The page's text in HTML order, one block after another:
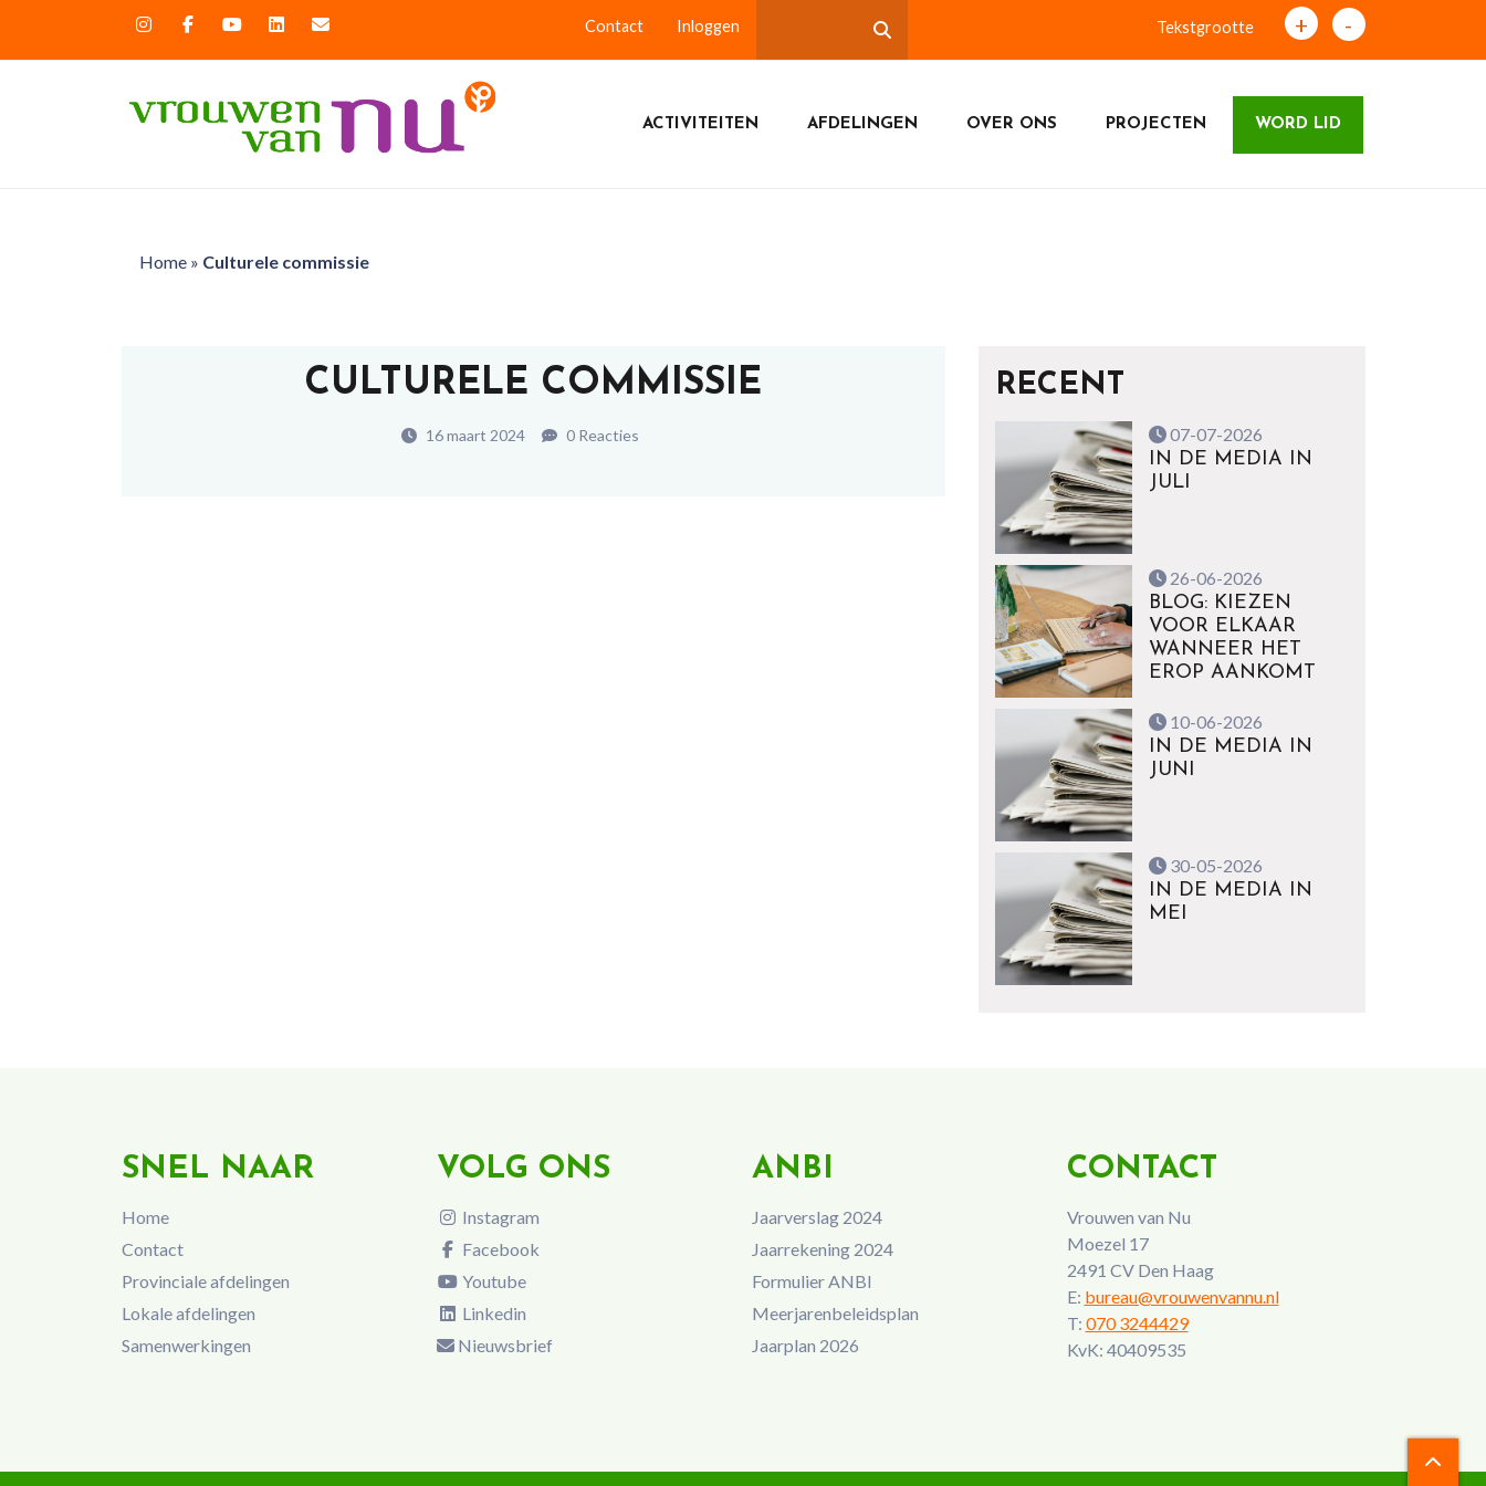
Contact Inloggen Tekstgrootte + -
ACTIVITEITEN AFDELINGEN OVER ONS PROJECTEN WORD LID
Home» Culturele commissie
CULTURELE COMMISSIE
16 maart 2024 0 Reacties
RECENT
07-07-2026
IN DE MEDIA IN
JULI
26-06-2026
BLOG: KIEZEN
VOOR ELKAAR
WANNEER HET
EROP AANKOMT
10-06-2026
IN DE MEDIA IN
JUNI
30-05-2026
IN DE MEDIA IN
MEI
SNEL NAAR
Home
Contact
Provinciale afdelingen
Lokale afdelingen
Samenwerkingen
VOLG ONS
Instagram
Facebook
Youtube
Linkedin
Nieuwsbrief
ANBI
Jaarverslag 2024
Jaarrekening 2024
Formulier ANBI
Meerjarenbeleidsplan
Jaarplan 2026
CONTACT
Vrouwen van Nu
Moezel 17
2491 CV Den Haag
E: bureau@vrouwenvannu.nl
T: 070 3244429
KvK: 40409535